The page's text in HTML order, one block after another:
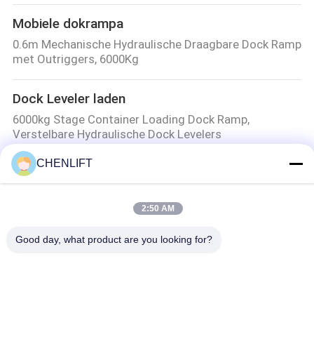
Mobiele dokrampa
0.6m Mechanische Hydraulische Draagbare Dock Ramp
met Outriggers, 6000Kg
Dock Leveler laden
6000kg Stage Container Loading Dock Ramp,
Verstelbare Hydraulische Dock Levelers
De Lift van het gidsspoor
CHENLIFT
2:50 AM
Good day, what product are you looking for?